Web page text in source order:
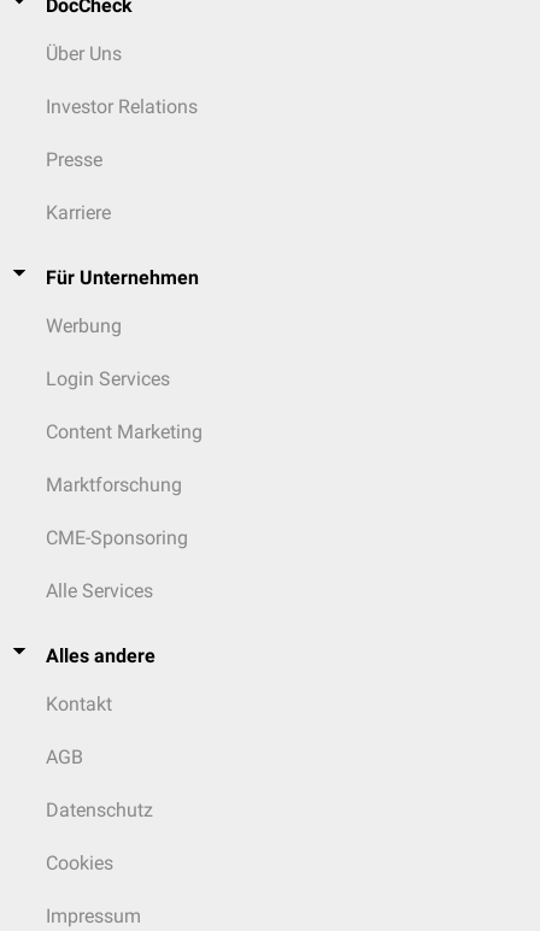
DocCheck
Über Uns
Investor Relations
Presse
Karriere
Für Unternehmen
Werbung
Login Services
Content Marketing
Marktforschung
CME-Sponsoring
Alle Services
Alles andere
Kontakt
AGB
Datenschutz
Cookies
Impressum